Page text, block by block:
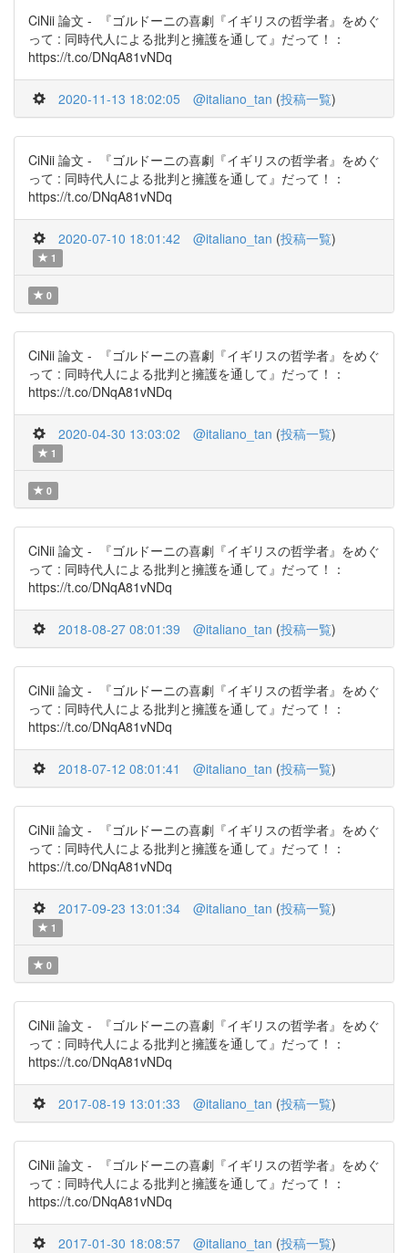
CiNii 論文 - 『ゴルドーニの喜劇『イギリスの哲学者』をめぐ
って : 同時代人による批判と擁護を通して』だって！：
https://t.co/DNqA81vNDq
2020-11-13 18:02:05 @italiano_tan (投稿一覧)
CiNii 論文 - 『ゴルドーニの喜劇『イギリスの哲学者』をめぐ
って : 同時代人による批判と擁護を通して』だって！：
https://t.co/DNqA81vNDq
2020-07-10 18:01:42 @italiano_tan (投稿一覧)
1
0
CiNii 論文 - 『ゴルドーニの喜劇『イギリスの哲学者』をめぐ
って : 同時代人による批判と擁護を通して』だって！：
https://t.co/DNqA81vNDq
2020-04-30 13:03:02 @italiano_tan (投稿一覧)
1
0
CiNii 論文 - 『ゴルドーニの喜劇『イギリスの哲学者』をめぐ
って : 同時代人による批判と擁護を通して』だって！：
https://t.co/DNqA81vNDq
2018-08-27 08:01:39 @italiano_tan (投稿一覧)
CiNii 論文 - 『ゴルドーニの喜劇『イギリスの哲学者』をめぐ
って : 同時代人による批判と擁護を通して』だって！：
https://t.co/DNqA81vNDq
2018-07-12 08:01:41 @italiano_tan (投稿一覧)
CiNii 論文 - 『ゴルドーニの喜劇『イギリスの哲学者』をめぐ
って : 同時代人による批判と擁護を通して』だって！：
https://t.co/DNqA81vNDq
2017-09-23 13:01:34 @italiano_tan (投稿一覧)
1
0
CiNii 論文 - 『ゴルドーニの喜劇『イギリスの哲学者』をめぐ
って : 同時代人による批判と擁護を通して』だって！：
https://t.co/DNqA81vNDq
2017-08-19 13:01:33 @italiano_tan (投稿一覧)
CiNii 論文 - 『ゴルドーニの喜劇『イギリスの哲学者』をめぐ
って : 同時代人による批判と擁護を通して』だって！：
https://t.co/DNqA81vNDq
2017-01-30 18:08:57 @italiano_tan (投稿一覧)